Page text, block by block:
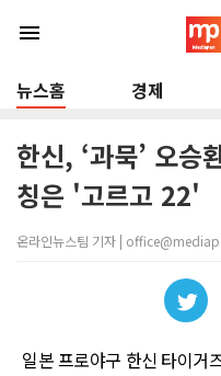
menu
뉴스홈 경제
한신, ‘과묵’ 오승
칭은 '고르고 22'
온라인뉴스팀 기자 |
일본 프로야구 한신 타이거